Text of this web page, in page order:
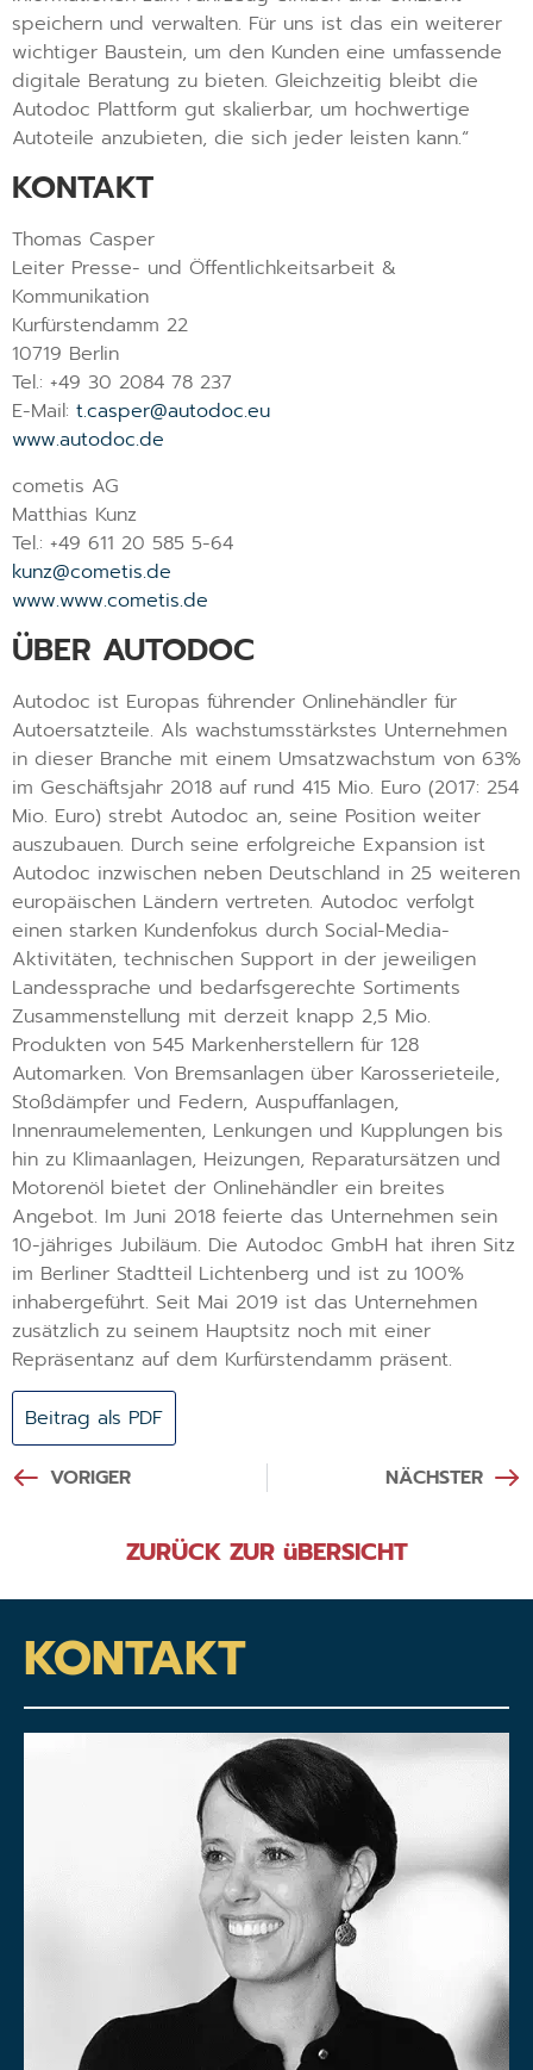
speichern und verwalten. Für uns ist das ein weiterer
wichtiger Baustein, um den Kunden eine umfassende
digitale Beratung zu bieten. Gleichzeitig bleibt die
Autodoc Plattform gut skalierbar, um hochwertige
Autoteile anzubieten, die sich jeder leisten kann.“
KONTAKT
Thomas Casper
Leiter Presse- und Öffentlichkeitsarbeit &
Kommunikation
Kurfürstendamm 22
10719 Berlin
Tel.: +49 30 2084 78 237
E-Mail: t.casper@autodoc.eu
www.autodoc.de
cometis AG
Matthias Kunz
Tel.: +49 611 20 585 5-64
kunz@cometis.de
www.www.cometis.de
ÜBER AUTODOC
Autodoc ist Europas führender Onlinehändler für
Autoersatzteile. Als wachstumsstärkstes Unternehmen
in dieser Branche mit einem Umsatzwachstum von 63%
im Geschäftsjahr 2018 auf rund 415 Mio. Euro (2017: 254
Mio. Euro) strebt Autodoc an, seine Position weiter
auszubauen. Durch seine erfolgreiche Expansion ist
Autodoc inzwischen neben Deutschland in 25 weiteren
europäischen Ländern vertreten. Autodoc verfolgt
einen starken Kundenfokus durch Social-Media-
Aktivitäten, technischen Support in der jeweiligen
Landessprache und bedarfsgerechte Sortiments
Zusammenstellung mit derzeit knapp 2,5 Mio.
Produkten von 545 Markenherstellern für 128
Automarken. Von Bremsanlagen über Karosserieteile,
Stoßdämpfer und Federn, Auspuffanlagen,
Innenraumelementen, Lenkungen und Kupplungen bis
hin zu Klimaanlagen, Heizungen, Reparatursätzen und
Motorenöl bietet der Onlinehändler ein breites
Angebot. Im Juni 2018 feierte das Unternehmen sein
10-jähriges Jubiläum. Die Autodoc GmbH hat ihren Sitz
im Berliner Stadtteil Lichtenberg und ist zu 100%
inhabergeführt. Seit Mai 2019 ist das Unternehmen
zusätzlich zu seinem Hauptsitz noch mit einer
Repräsentanz auf dem Kurfürstendamm präsent.
Beitrag als PDF
VORIGER NÄCHSTER
ZURÜCK ZUR üBERSICHT
KONTAKT